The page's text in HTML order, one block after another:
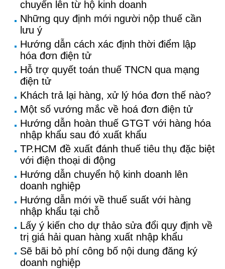
chuyển lên từ hộ kinh doanh
Những quy định mới người nộp thuế cần
lưu ý
Hướng dẫn cách xác định thời điểm lập
hóa đơn điện tử
Hỗ trợ quyết toán thuế TNCN qua mạng
điện tử
Khách trả lại hàng, xử lý hóa đơn thế nào?
Một số vướng mắc về hoá đơn điện tử
Hướng dẫn hoàn thuế GTGT với hàng hóa
nhập khẩu sau đó xuất khẩu
TP.HCM đề xuất đánh thuế tiêu thụ đặc biệt
với điện thoại di động
Hướng dẫn chuyển hộ kinh doanh lên
doanh nghiệp
Hướng dẫn mới về thuế suất với hàng
nhập khẩu tại chỗ
Lấy ý kiến cho dự thảo sửa đổi quy định về
trị giá hải quan hàng xuất nhập khẩu
Sẽ bãi bỏ phí công bố nội dung đăng ký
doanh nghiệp